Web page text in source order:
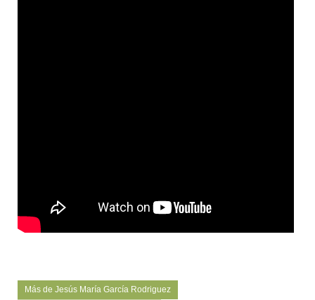
Más de Jesús María García Rodriguez